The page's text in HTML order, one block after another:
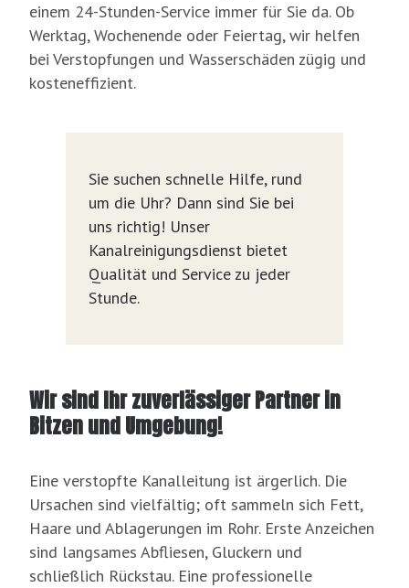
einem 24-Stunden-Service immer für Sie da. Ob
Werktag, Wochenende oder Feiertag, wir helfen
bei Verstopfungen und Wasserschäden zügig und
kosteneffizient.
Sie suchen schnelle Hilfe, rund
um die Uhr? Dann sind Sie bei
uns richtig! Unser
Kanalreinigungsdienst bietet
Qualität und Service zu jeder
Stunde.
Wir sind Ihr zuverlässiger Partner in
Bitzen und Umgebung!
Eine verstopfte Kanalleitung ist ärgerlich. Die
Ursachen sind vielfältig; oft sammeln sich Fett,
Haare und Ablagerungen im Rohr. Erste Anzeichen
sind langsames Abfliesen, Gluckern und
schließlich Rückstau. Eine professionelle